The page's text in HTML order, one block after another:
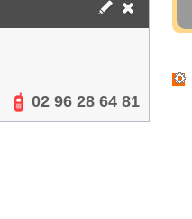
02 96 28 64 81